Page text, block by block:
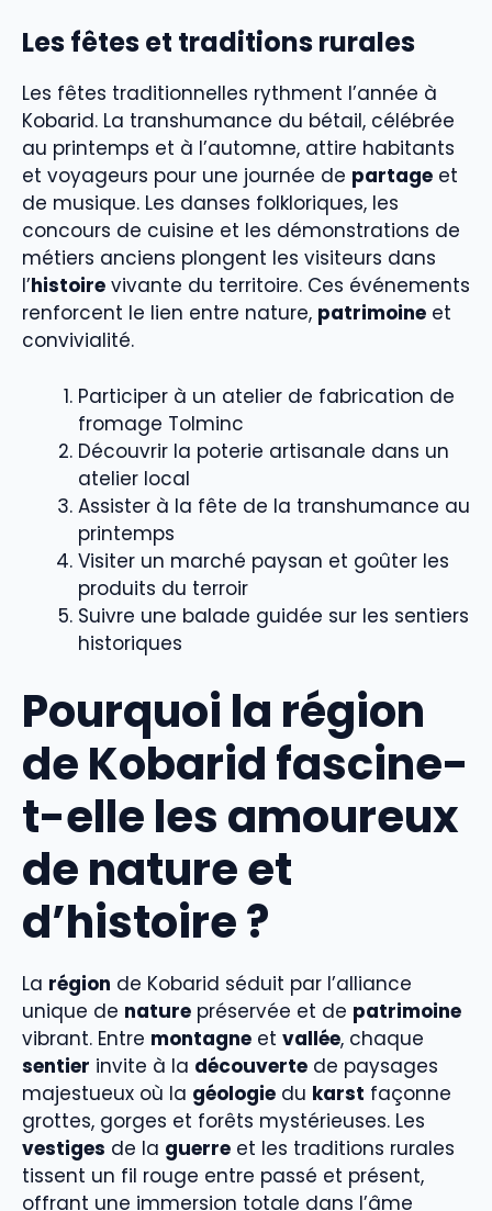
Les fêtes et traditions rurales
Les fêtes traditionnelles rythment l’année à
Kobarid. La transhumance du bétail, célébrée
au printemps et à l’automne, attire habitants
et voyageurs pour une journée de partage et
de musique. Les danses folkloriques, les
concours de cuisine et les démonstrations de
métiers anciens plongent les visiteurs dans
l’histoire vivante du territoire. Ces événements
renforcent le lien entre nature, patrimoine et
convivialité.
Participer à un atelier de fabrication de
fromage Tolminc
Découvrir la poterie artisanale dans un
atelier local
Assister à la fête de la transhumance au
printemps
Visiter un marché paysan et goûter les
produits du terroir
Suivre une balade guidée sur les sentiers
historiques
Pourquoi la région
de Kobarid fascine-
t-elle les amoureux
de nature et
d’histoire ?
La région de Kobarid séduit par l’alliance
unique de nature préservée et de patrimoine
vibrant. Entre montagne et vallée, chaque
sentier invite à la découverte de paysages
majestueux où la géologie du karst façonne
grottes, gorges et forêts mystérieuses. Les
vestiges de la guerre et les traditions rurales
tissent un fil rouge entre passé et présent,
offrant une immersion totale dans l’âme